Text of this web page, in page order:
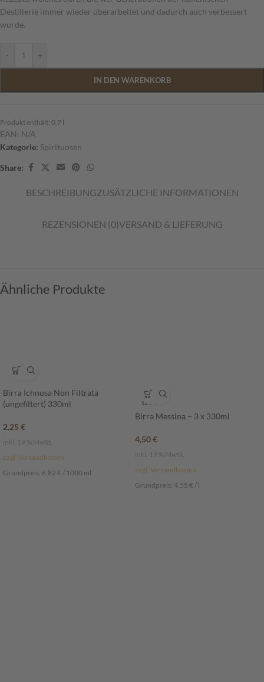
Destillerie immer wieder überarbeitet und dadurch auch verbessert
wurde.
- +
IN DEN WARENKORB
Produkt enthält: 0,7 l
EAN: N/A
Kategorie: Spirituosen
Share:
BESCHREIBUNGZUSÄTZLICHE INFORMATIONEN
REZENSIONEN (0)VERSAND & LIEFERUNG
Ähnliche Produkte
Birra Ichnusa Non Filtrata
(ungefiltert) 330ml
2,25 €
inkl. 19 % MwSt.
zzgl. Versandkosten
Grundpreis: 6,82 € / 1000 ml
SOLD
OUT
Birra Messina – 3 x 330ml
4,50€
inkl. 19 % MwSt.
zzgl. Versandkosten
Grundpreis: 4,55 € / l